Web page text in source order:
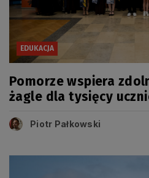
EDUKACJA
Pomorze wspiera
żagle dla tysięcy
Piotr Pałkowski